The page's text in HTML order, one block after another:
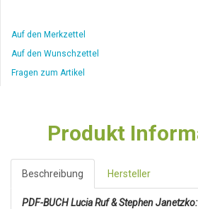
Auf den Merkzettel
Auf den Wunschzettel
Fragen zum Artikel
Produkt
Beschreibung Hersteller
PDF-BUCH Lucia Ruf & Stephen Janetzko: